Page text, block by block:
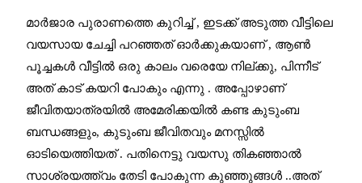
മാർജാര പുരാണത്തെ കുറിച്ച് , ഇടക്ക് അടുത്ത വീട്ടിലെ
വയസായ ചേച്ചി പറഞ്ഞത് ഓർക്കുകയാണ് , ആൺ
പൂച്ചകൾ വീട്ടിൽ ഒരു കാലം വരെയേ നില്ക്കു, പിന്നീട്
അത് കാട് കയറി പോകും എന്നു . അപ്പോഴാണ്
ജീവിതയാത്രയിൽ അമേരിക്കയിൽ കണ്ട കുടുംബ
ബന്ധങ്ങളും, കുടുംബ ജീവിതവും മനസ്സിൽ
ഓടിയെത്തിയത് . പതിനെട്ടു വയസു തികഞ്ഞാൽ
സാശ്രയത്ത്വം തേടി പോകുന്ന കുഞ്ഞുങ്ങൾ ..അത്